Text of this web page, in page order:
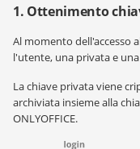
1. Ottenimento
Al momento dell'accesso
l'utente, una privata e
La chiave privata viene
archiviata insieme alla
ONLYOFFICE.